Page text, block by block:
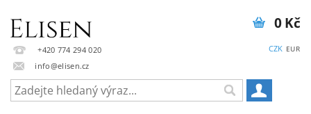
+420 774 294 020
info@elisen.cz
CZK EUR
0 Kč